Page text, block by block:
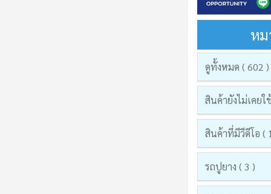
ห
ดูทั้งหมด ( 602 )
สินค้ายังไม่เคยใ
สินค้าที่มีวีดีโอ (
รถปูยาง ( 3 )